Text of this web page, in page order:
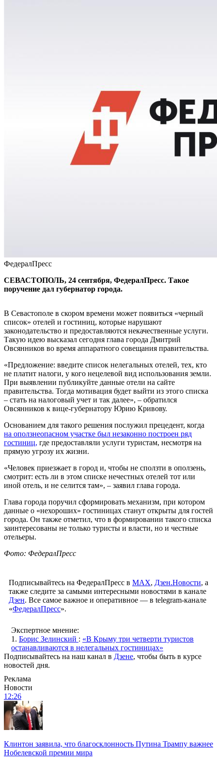
ФедералПресс
СЕВАСТОПОЛЬ, 24 сентября, ФедералПресс. Такое
поручение дал губернатор города.
В Севастополе в скором времени может появиться «черный
список» отелей и гостиниц, которые нарушают
законодательство и предоставляются некачественные услуги.
Такую идею высказал сегодня глава города Дмитрий
Овсянников во время аппаратного совещания правительства.
«Предложение: введите список нелегальных отелей, тех, кто
не платит налоги, у кого нецелевой вид использования земли.
При выявлении публикуйте данные отели на сайте
правительства. Тогда мотивация будет выйти из этого списка
– стать на налоговый учет и так далее», – обратился
Овсянников к вице-губернатору Юрию Кривову.
Основанием для такого решения послужил прецедент, когда
на оползнеопасном участке был незаконно построен ряд
гостиниц, где предоставляли услуги туристам, несмотря на
прямую угрозу их жизни.
«Человек приезжает в город и, чтобы не сползти в оползень,
смотрит: есть ли в этом списке нечестных отелей тот или
иной отель, и не селится там», – заявил глава города.
Глава города поручил сформировать механизм, при котором
данные о «нехороших» гостиницах станут открыты для гостей
города. Он также отметил, что в формировании такого списка
заинтересованы не только туристы и власти, но и честные
отельеры.
Фото: ФедералПресс
Подписывайтесь на ФедералПресс в МАХ, Дзен.Новости, а
также следите за самыми интересными новостями в канале
Дзен. Все самое важное и оперативное — в telegram-канале
«ФедералПресс».
Экспертное мнение:
1. Борис Зелинский : «В Крыму три четверти туристов
останавливаются в нелегальных гостиницах»
Подписывайтесь на наш канал в Дзене, чтобы быть в курсе
новостей дня.
Реклама
Новости
12:26
Клинтон заявила, что благосклонность Путина Трампу важнее
Нобелевской премии мира